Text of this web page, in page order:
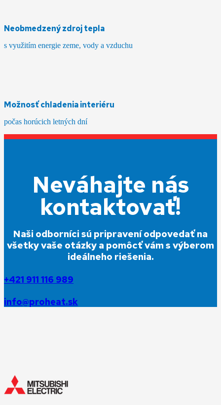
Neobmedzený zdroj tepla
s využitím energie zeme, vody a vzduchu
Možnosť chladenia interiéru
počas horúcich letných dní
Neváhajte nás
kontaktovať!
Naši odborníci sú pripravení odpovedať na
všetky vaše otázky a pomôcť vám s výberom
ideálneho riešenia.
+421 911 116 989
info@proheat.sk